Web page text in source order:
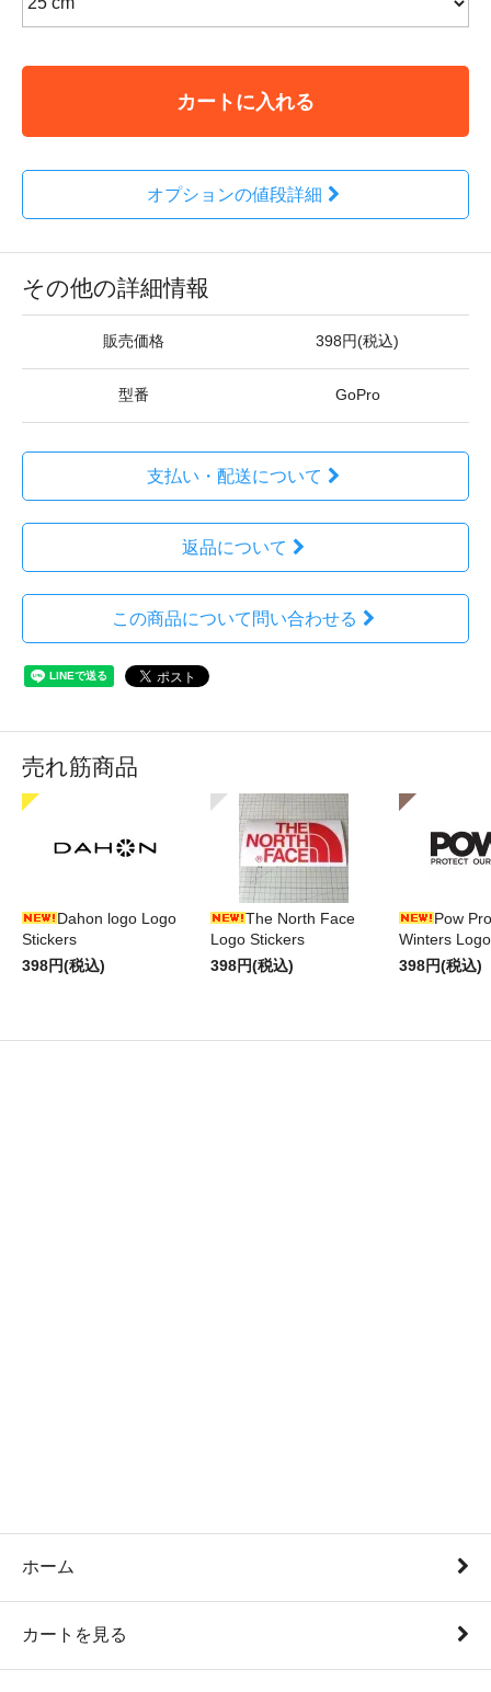
カートに入れる
オプションの値段詳細
その他の詳細情報
販売価格 398円(税込)
型番 GoPro
支払い・配送について
返品について
この商品について問い合わせる
売れ筋商品
Dahon logo Logo
Stickers
398円(税込)
The North Face
Logo Stickers
398円(税込)
Pow
Winters
398円(税込)
ホーム
カートを見る